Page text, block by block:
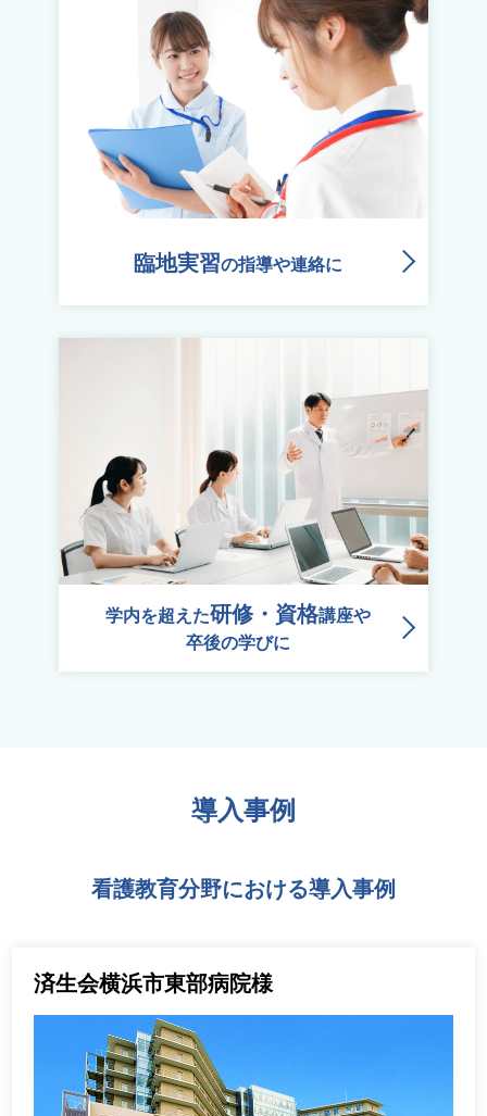
臨地実習の指導や連絡に
学内を超えた研修・資格講座や
卒後の学びに
導入事例
看護教育分野における導入事例
済生会横浜市東部病院様